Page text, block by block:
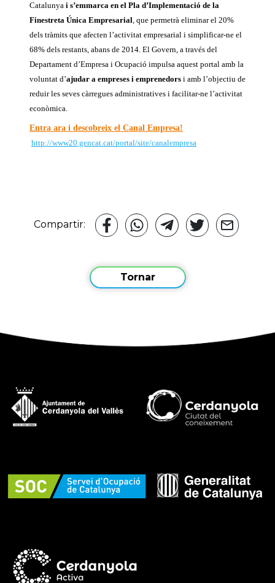
Catalunya i s’emmarca en el Pla d’Implementació de la
Finestreta Única Empresarial, que permetrà eliminar el 20%
dels tràmits que afecten l’activitat empresarial i simplificar-ne el
68% dels restants, abans de 2014. El Govern, a través del
Departament d’Empresa i Ocupació impulsa aquest portal amb la
voluntat d’ajudar a empreses i emprenedors i amb l’objectiu de
reduir les seves càrregues administratives i facilitar-ne l’activitat
econòmica.
Entra ara i descobreix el Canal Empresa!
http://www20.gencat.cat/portal/site/canalempresa
Compartir:
Tornar